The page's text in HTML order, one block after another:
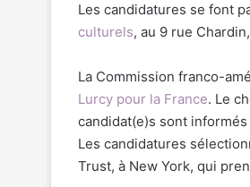
Les candidatures se font
culturels, au 9 rue
La Commission franco-
Lurcy pour la France. Le
candidat(e)s sont
Les candidatures
Trust, à New York, qui